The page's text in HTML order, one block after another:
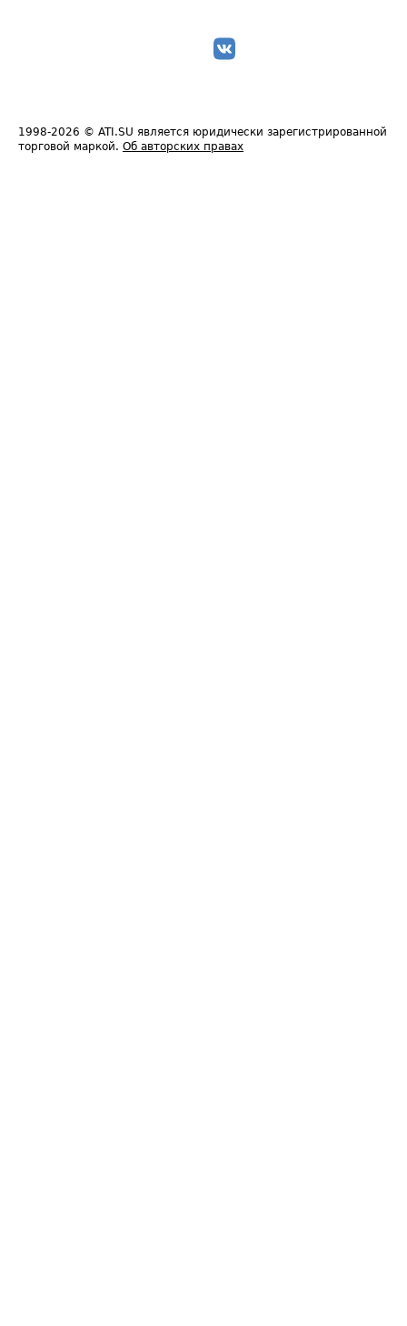
1998-2026 © ATI.SU является юридически зарегистрированной
торговой маркой. Об авторских правах